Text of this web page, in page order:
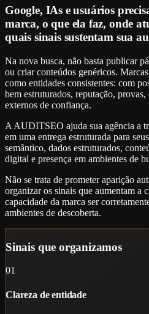
Google, IAs e usuários
marca, o que ela faz, onde
quais sinais sustentam sua
Na nova busca, não basta publicar
ou criar conteúdos genéricos.
como entidades consistentes: com
bem estruturados, reputação,
externos de confiança.
A AUDITSEO ajuda sua agência a
em uma entrega estruturada para
semântico, dados estruturados,
digital e presença em ambientes de
Não se trata de prometer aparição
organizar os sinais que aumentam a
capacidade da marca ser
ambientes de descoberta.
Sinais que organizamos
01
Clareza de entidade